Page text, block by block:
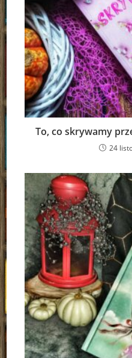
To, co skrywamy
24